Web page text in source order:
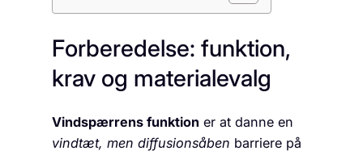
Forberedelse: funktion,
krav og materialevalg
Vindspærrens funktion er at danne en
vindtæt, men diffusionsåben barriere på